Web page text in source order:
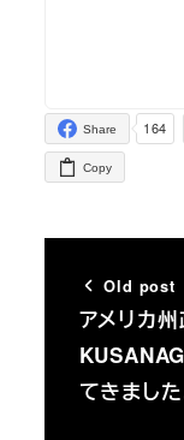
164
Share
Copy
Old post
アメリカ
てきました